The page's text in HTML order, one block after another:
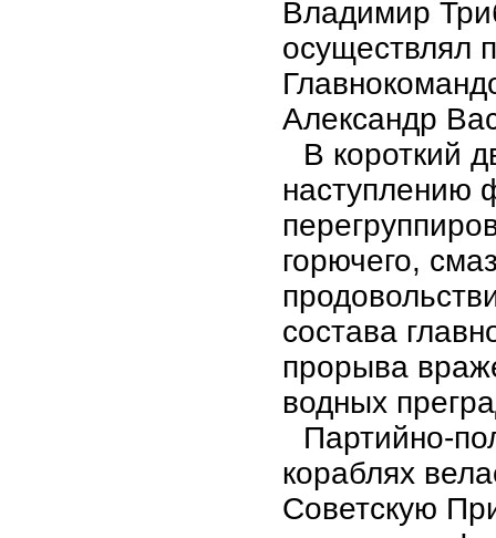
Владимир
осуществлял
Александр
В короткий
наступлению
горючего,
состава
прорыва
водных
Партийно-
кораблях
Советскую